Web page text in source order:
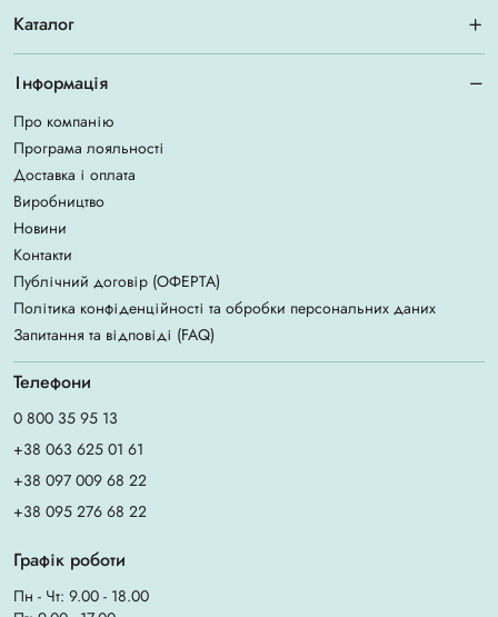
Каталог
Інформація
Про компанію
Програма лояльності
Доставка і оплата
Виробництво
Новини
Контакти
Публічний договір (ОФЕРТА)
Політика конфіденційності та обробки персональних даних
Запитання та відповіді (FAQ)
Телефони
0 800 35 95 13
+38 063 625 01 61
+38 097 009 68 22
+38 095 276 68 22
Графік роботи
Пн - Чт: 9.00 - 18.00